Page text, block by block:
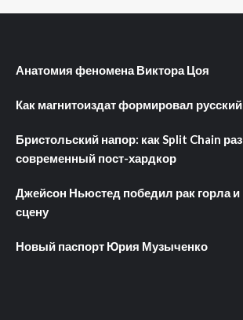
Анатомия феномена Виктора Цоя
Как магнитоиздат формировал
Бристольский напор: как Split Chain
современный пост-хардкор
Джейсон Ньюстед победил рак горла и
сцену
Новый паспорт Юрия Музыченко